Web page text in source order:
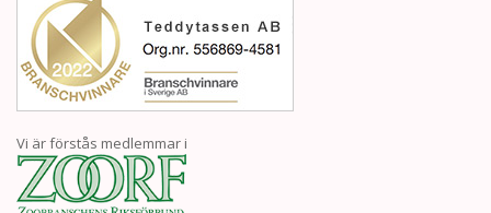
Vi är förstås medlemmar i